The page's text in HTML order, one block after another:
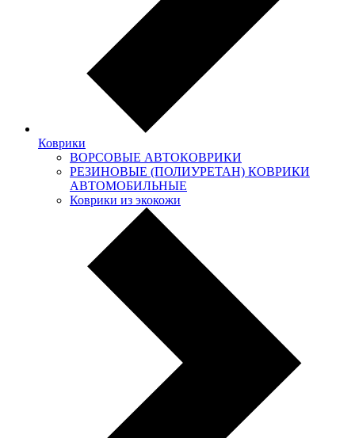
Коврики
ВОРСОВЫЕ АВТОКОВРИКИ
РЕЗИНОВЫЕ (ПОЛИУРЕТАН) КОВРИКИ
АВТОМОБИЛЬНЫЕ
Коврики из экокожи